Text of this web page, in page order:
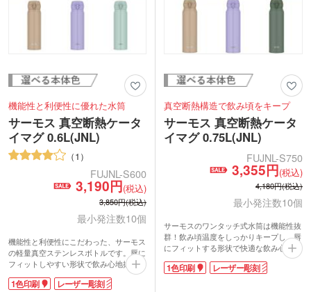
機能性と利便性に優れた水筒
サーモス 真空断熱ケータ
イマグ 0.6L(JNL)
1
FUJNL-S600
3,190円(税込)
3,850円(税込)
最小発注数10個
機能性と利便性にこだわった、サーモス
の軽量真空ステンレスボトルです。唇に
フィットしやすい形状で飲み心地抜群。
外して洗えるパーツや食洗機対応で衛生
的に使えます。容量は600mlでスポーツ
1色印刷 レーザー彫刻
真空断熱構造で飲み頃をキープ
サーモス 真空断熱ケータ
イマグ 0.75L(JNL)
FUJNL-S750
3,355円(税込)
4,180円(税込)
最小発注数10個
サーモスのワンタッチ式水筒は機能性抜
群！飲み頃温度をしっかりキープし、唇
にフィットする形状で快適な飲み心地を
実現しました。パーツは外して洗え、食
洗機OKなのでお手入れ楽ちん。容量
1色印刷 レーザー彫刻